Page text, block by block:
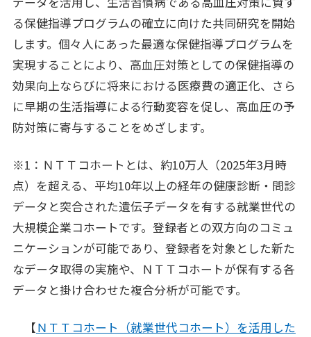
る保健指導プログラムの確立に向けた共同研究を開始
します。個々人にあった最適な保健指導プログラムを
実現することにより、高血圧対策としての保健指導の
効果向上ならびに将来における医療費の適正化、さら
に早期の生活指導による行動変容を促し、高血圧の予
防対策に寄与することをめざします。
※1：ＮＴＴコホートとは、約10万人（2025年3月時
点）を超える、平均10年以上の経年の健康診断・問診
データと突合された遺伝子データを有する就業世代の
大規模企業コホートです。登録者との双方向のコミュ
ニケーションが可能であり、登録者を対象とした新た
なデータ取得の実施や、ＮＴＴコホートが保有する各
データと掛け合わせた複合分析が可能です。
【ＮＴＴコホート（就業世代コホート）を活用した